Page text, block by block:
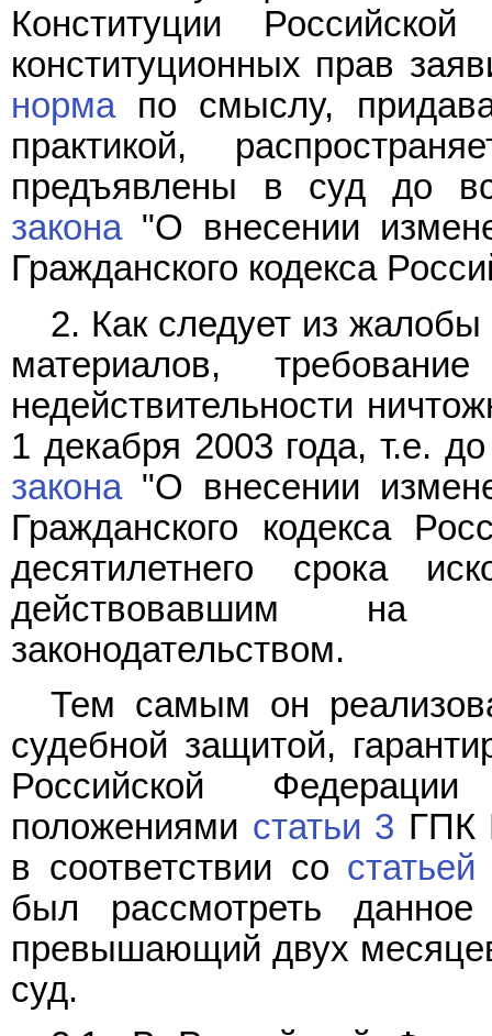
Конституции
конституционных прав
нормапо смыслу,
практикой,
предъявлены в суд до
закона"О внесении
Гражданского кодекса
2. Как следует из
материалов,
недействительности
1 декабря 2003 года, т.е.
закона"О внесении
Гражданского кодекса
десятилетнего срока
действовавшим на
законодательством.
Тем самым он
судебной защитой,
Российской
положениями статьи 3 ГПК
в соответствии со
был рассмотреть
превышающий двух
суд.